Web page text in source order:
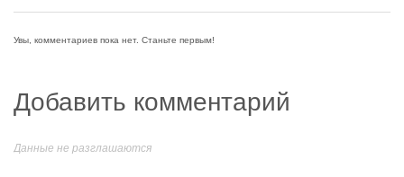
Увы, комментариев пока нет. Станьте первым!
Добавить комментарий
Данные не разглашаются